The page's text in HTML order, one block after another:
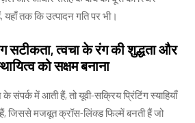
तक कि उत्पादन गति पर भी।
सटीकता, त्वचा के रंग की शुद्धता और
को सक्षम बनाना
संपर्क में आती हैं, तो यूवी-सक्रिय प्रिंटिंग स्याहियाँ
जिससे मजबूत क्रॉस-लिंक्ड फिल्में बनती हैं जो